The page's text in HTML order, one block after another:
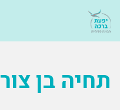
תחיה בן צור